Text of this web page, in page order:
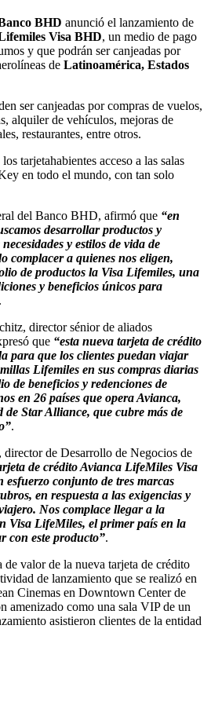
BHD anunció el lanzamiento de
Visa BHD, un medio de pago
y que podrán ser canjeadas por
de Latinoamérica, Estados
ser canjeadas por compras de vuelos,
alquiler de vehículos, mejoras de
restaurantes, entre otros.
tarjetahabientes acceso a las salas
en todo el mundo, con tan solo
del Banco BHD, afirmó que “en
desarrollar productos y
y estilos de vida de
complacer a quienes nos eligen,
de productos la Visa Lifemiles, una
y beneficios únicos para
.
director sénior de aliados
que “esta nueva tarjeta de crédito
para que los clientes puedan viajar
Lifemiles en sus compras diarias
de beneficios y redenciones de
en 26 países que opera Avianca,
de Star Alliance, que cubre más de
.
director de Desarrollo de Negocios de
de crédito Avianca LifeMiles Visa
esfuerzo conjunto de tres marcas
en respuesta a las exigencias y
Nos complace llegar a la
Visa LifeMiles, el primer país en la
con este producto”.
de valor de la nueva tarjeta de crédito
de lanzamiento que se realizó en
Cinemas en Downtown Center de
amenizado como una sala VIP de un
asistieron clientes de la entidad